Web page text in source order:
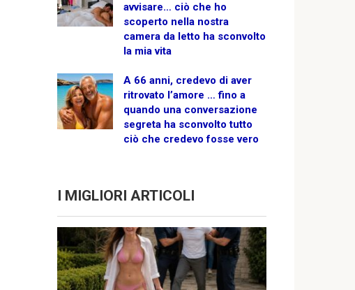
avvisare… ciò che ho
scoperto nella nostra
camera da letto ha sconvolto
la mia vita
A 66 anni, credevo di aver
ritrovato l’amore … fino a
quando una conversazione
segreta ha sconvolto tutto
ciò che credevo fosse vero
I MIGLIORI ARTICOLI